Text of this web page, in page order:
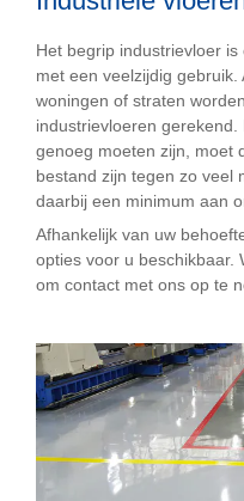
Het begrip industrievloer
met een veelzijdig
woningen of straten
industrievloeren
genoeg moeten zijn, moet
bestand zijn tegen zo veel
daarbij een minimum aan
Afhankelijk van uw
opties voor u beschikbaar.
om contact met ons op te